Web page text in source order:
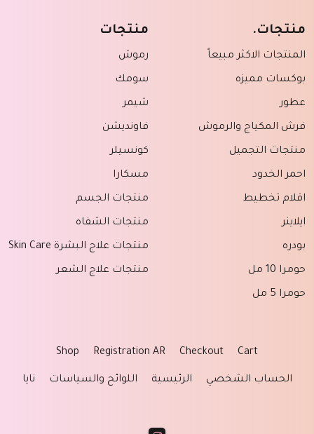
منتجات.
المنتجات الاكثر مبيعاً
بوكسات مميزه
عطور
فرش المكياج والرموش
منتجات التجميل
احمر الخدود
اقلام تخطيط
ايلاينر
بودره
حومرا 10 مل
حومرا 5 مل
منتجات
رموش
سومك
شيمر
فاونديشن
كونسيلر
مسكارا
منتجات الجسم
منتجات الشفاه
منتجات علاج البشرة Skin Care
منتجات علاج الشعر
Cart
Checkout
Registration AR
Shop
الحساب الشخصي الرئيسية اللوائح والسياسات نايا